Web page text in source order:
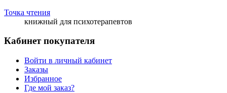
Точка чтения
книжный для психотерапевтов
Кабинет покупателя
Войти в личный кабинет
Заказы
Избранное
Где мой заказ?